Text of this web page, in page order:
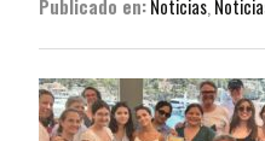
Publicado en: Noticias,